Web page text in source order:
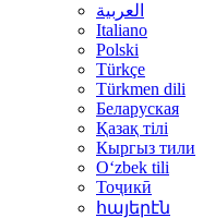
العربية
Italiano
Polski
Türkçe
Türkmen dili
Беларуская
Қазақ тілі
Кыргыз тили
Oʻzbek tili
Тоҷикӣ
հայերէն